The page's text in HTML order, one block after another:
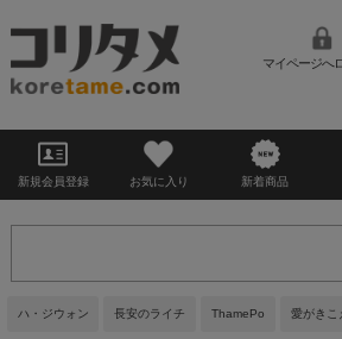
マイページへ
新規会員登録 お気に入り 新着商品
ハ・ジウォン 長安のライチ ThamePo 愛がきこ